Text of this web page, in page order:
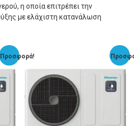
η οποία επιτρέπει την
με ελάχιστη κατανάλωση
Προσφορά!